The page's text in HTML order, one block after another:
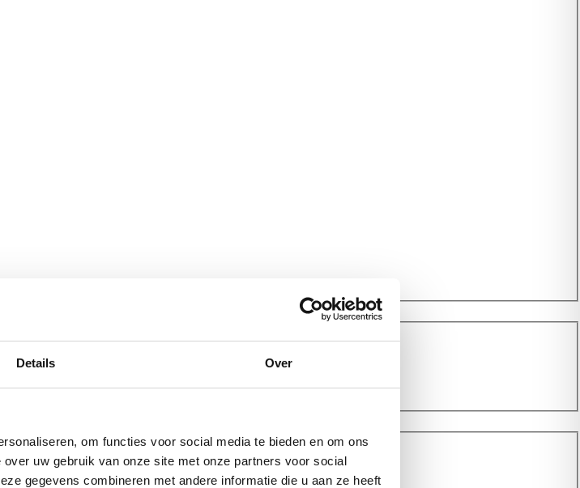
Details Over
om functies voor social media te bieden en om ons
uw gebruik van onze site met onze partners voor social
gegevens combineren met andere informatie die u aan ze heeft